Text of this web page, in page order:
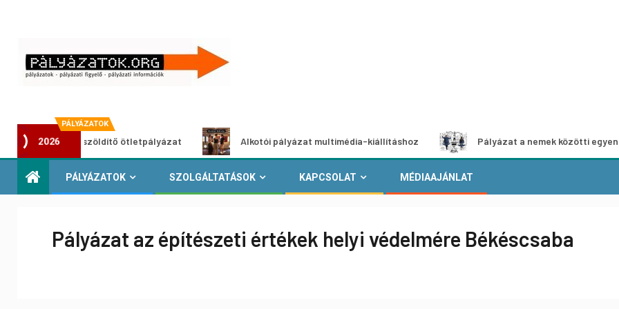
PÁLYÁZATOK
2026
Városzöldítő ötletpályázat Alkotói pályázat multimédia-kiállításhoz Pályázat a nemek közötti egyenlőség
PÁLYÁZATOK SZOLGÁLTATÁSOK KAPCSOLAT MÉDIAAJÁNLAT
Pályázat az építészeti értékek helyi védelmére Békéscsaba